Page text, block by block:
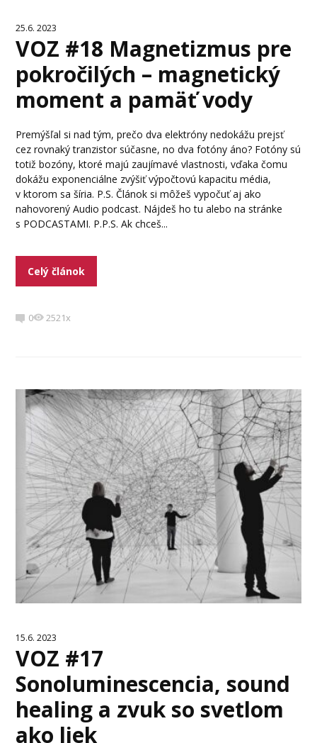
25.6. 2023
VOZ #18 Magnetizmus pre
pokročilých – magnetický
moment a pamäť vody
Premýšľal si nad tým, prečo dva elektróny nedokážu prejsť
cez rovnaký tranzistor súčasne, no dva fotóny áno? Fotóny sú
totiž bozóny, ktoré majú zaujímavé vlastnosti, vďaka čomu
dokážu exponenciálne zvýšiť výpočtovú kapacitu média,
v ktorom sa šíria. P.S. Článok si môžeš vypočuť aj ako
nahovorený Audio podcast. Nájdeš ho tu alebo na stránke
s PODCASTAMI. P.P.S. Ak chceš...
Celý článok
0 2521x
15.6. 2023
VOZ #17
Sonoluminescencia, sound
healing a zvuk so svetlom
ako liek